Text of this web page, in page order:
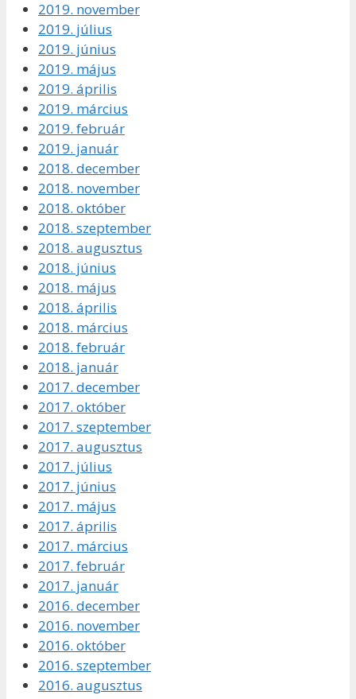
2019. november
2019. július
2019. június
2019. május
2019. április
2019. március
2019. február
2019. január
2018. december
2018. november
2018. október
2018. szeptember
2018. augusztus
2018. június
2018. május
2018. április
2018. március
2018. február
2018. január
2017. december
2017. október
2017. szeptember
2017. augusztus
2017. július
2017. június
2017. május
2017. április
2017. március
2017. február
2017. január
2016. december
2016. november
2016. október
2016. szeptember
2016. augusztus